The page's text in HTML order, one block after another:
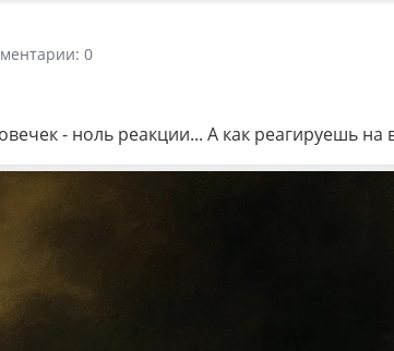
0
- ноль реакции... А как реагируешь на